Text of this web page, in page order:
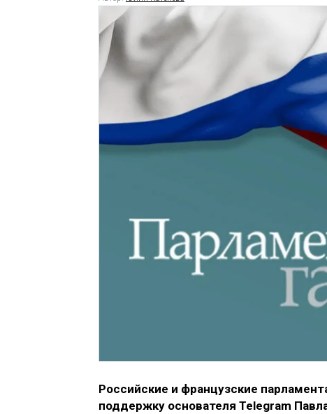
Российские и французские
поддержку основателя Telegram